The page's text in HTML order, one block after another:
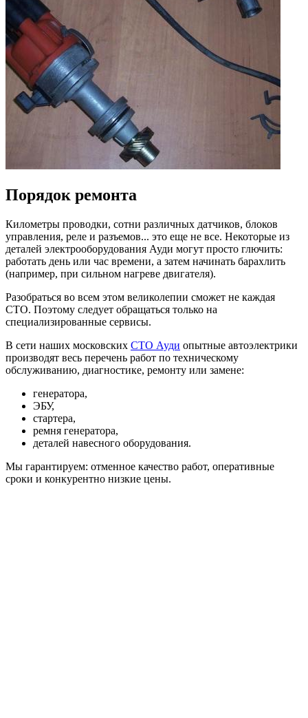
Порядок ремонта
Километры проводки, сотни различных датчиков, блоков
управления, реле и разъемов... это еще не все. Некоторые из
деталей электрооборудования Ауди могут просто глючить:
работать день или час времени, а затем начинать барахлить
(например, при сильном нагреве двигателя).
Разобраться во всем этом великолепии сможет не каждая
СТО. Поэтому следует обращаться только на
специализированные сервисы.
В сети наших московских СТО Ауди опытные автоэлектрики
производят весь перечень работ по техническому
обслуживанию, диагностике, ремонту или замене:
генератора,
ЭБУ,
стартера,
ремня генератора,
деталей навесного оборудования.
Мы гарантируем: отменное качество работ, оперативные
сроки и конкурентно низкие цены.